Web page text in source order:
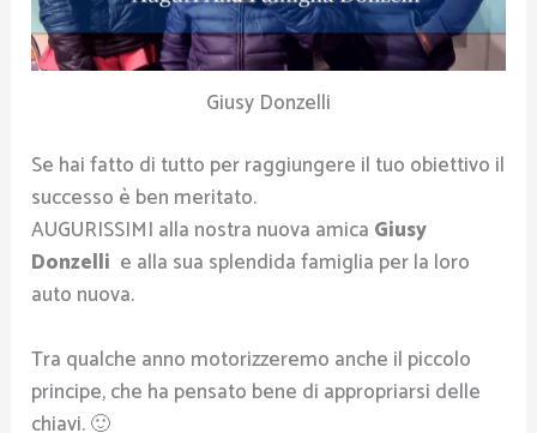
Giusy Donzelli
Se hai fatto di tutto per raggiungere il tuo obiettivo il
successo è ben meritato.
AUGURISSIMI alla nostra nuova amica Giusy
Donzelli e alla sua splendida famiglia per la loro
auto nuova.
Tra qualche anno motorizzeremo anche il piccolo
principe, che ha pensato bene di appropriarsi delle
chiavi. 🙂